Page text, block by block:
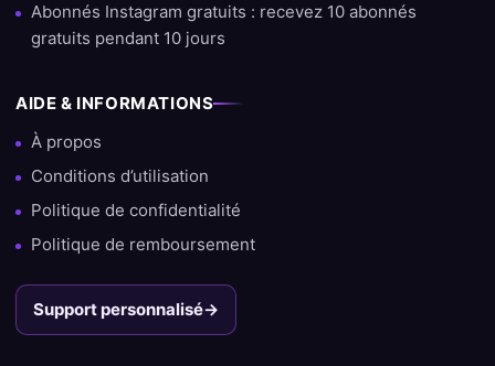
Abonnés Instagram gratuits : recevez 10 abonnés
gratuits pendant 10 jours
AIDE & INFORMATIONS
À propos
Conditions d’utilisation
Politique de confidentialité
Politique de remboursement
Support personnalisé→